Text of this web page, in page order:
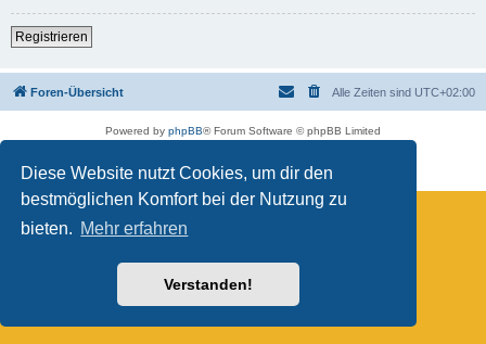
Diese Website nutzt Cookies, um dir den
bestmöglichen Komfort bei der Nutzung zu
bieten. Mehr erfahren
Verstanden!
Registrieren
Foren-Übersicht Alle Zeiten sind UTC+02:00
Powered by phpBB® Forum Software © phpBB Limited
Datenschutz|Nutzungsbedingungen